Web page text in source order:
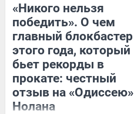
«Никого нельзя
победить». О чем
главный блокбастер
этого года, который
бьет рекорды в
прокате: честный
отзыв на «Одиссею»
Нолана